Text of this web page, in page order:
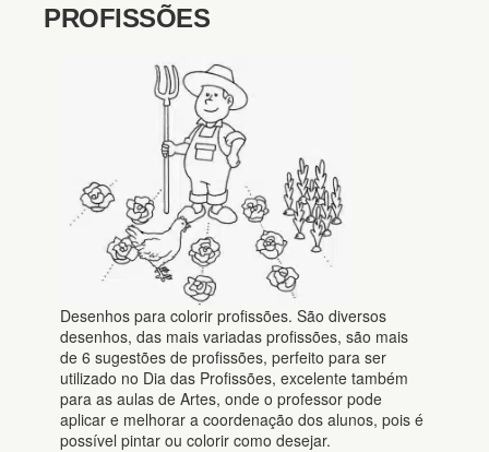
PROFISSÕES
Desenhos para colorir profissões. São diversos
desenhos, das mais variadas profissões, são mais
de 6 sugestões de profissões, perfeito para ser
utilizado no Dia das Profissões, excelente também
para as aulas de Artes, onde o professor pode
aplicar e melhorar a coordenação dos alunos, pois é
possível pintar ou colorir como desejar.